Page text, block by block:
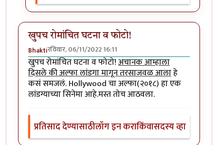
खुपच रोमांचित घटना व फोटो!
Bhaktiरविवार, 06/11/2022 16:11
खुपच रोमांचित घटना व फोटो!अचानक आम्हाला
दिसले की अल्फा लांडगा मागून तरसाजवळ आलाहे
कसं समजलं. Hollywood चा अल्फा(२०१८) हा एक
लांडग्याच्या सिनेमा आहे.मस्त तोच आठवला.
प्रतिसाद देण्यासाठीलॉग इन कराकिंवासदस्य व्हा